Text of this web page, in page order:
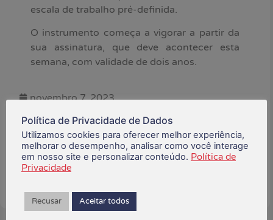
escala de trabalho pré-definida.
O instrumento começa a vigorar a partir da
sua assinatura, que deve acontecer esta
semana, com validade de dois anos.
novembro 7, 2023
Está gostando do conteúdo?
Compartilhe!
Política de Privacidade de Dados
Utilizamos cookies para oferecer melhor experiência,
melhorar o desempenho, analisar como você interage
em nosso site e personalizar conteúdo. Política de
Privacidade
Recusar Aceitar todos